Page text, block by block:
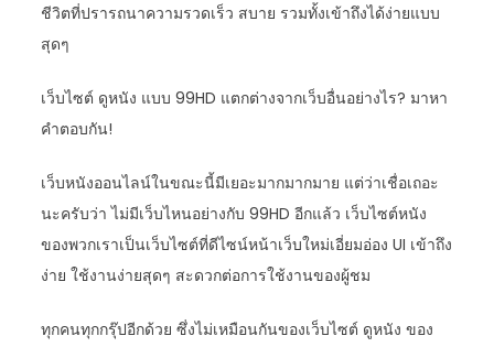
ชีวิตที่ปรารถนาความรวดเร็ว สบาย รวมทั้งเข้าถึงได้ง่ายแบบ
สุดๆ
เว็บไซต์ ดูหนัง แบบ 99HD แตกต่างจากเว็บอื่นอย่างไร? มาหา
คำตอบกัน!
เว็บหนังออนไลน์ในขณะนี้มีเยอะมากมากมาย แต่ว่าเชื่อเถอะ
นะครับว่า ไม่มีเว็บไหนอย่างกับ 99HD อีกแล้ว เว็บไซต์หนัง
ของพวกเราเป็นเว็บไซต์ที่ดีไซน์หน้าเว็บใหม่เอี่ยมอ่อง UI เข้าถึง
ง่าย ใช้งานง่ายสุดๆ สะดวกต่อการใช้งานของผู้ชม
ทุกคนทุกกรุ๊ปอีกด้วย ซึ่งไม่เหมือนกันของเว็บไซต์ ดูหนัง ของ